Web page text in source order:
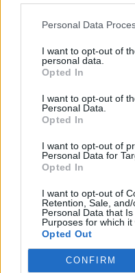
Personal Data
I want to opt-out of
personal data.
Opted In
I want to opt-out of
Personal Data.
Opted In
I want to opt-out of
Personal Data for
Opted In
I want to opt-out of
Retention, Sale,
Personal Data that
Purposes for which it
Opted Out
CONFIRM
Καλαμάτα: «Ο
επιστρέφει τον
05/08/2026 12:30